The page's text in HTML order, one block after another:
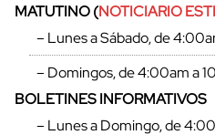
MATUTINO (NOTICIARIO
– Lunes a Sábado, de
– Domingos, de 4:00am a
BOLETINES INFORMATIVOS
– Lunes a Domingo, de